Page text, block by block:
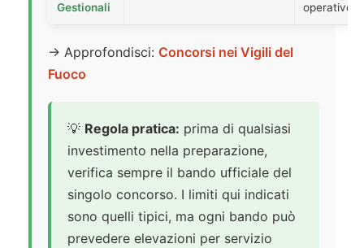
Gestionali
operativo
→ Approfondisci: Concorsi nei Vigili del
Fuoco
💡 Regola pratica: prima di qualsiasi
investimento nella preparazione,
verifica sempre il bando ufficiale del
singolo concorso. I limiti qui indicati
sono quelli tipici, ma ogni bando può
prevedere elevazioni per servizio